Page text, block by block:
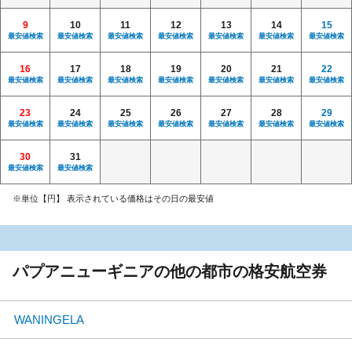
9
最安値検索
10
最安値検索
11
最安値検索
12
最安値検索
13
最安値検索
14
最安値検索
15
最安値検索
16
最安値検索
17
最安値検索
18
最安値検索
19
最安値検索
20
最安値検索
21
最安値検索
22
最安値検索
23
最安値検索
24
最安値検索
25
最安値検索
26
最安値検索
27
最安値検索
28
最安値検索
29
最安値検索
30
最安値検索
31
最安値検索
※単位【円】 表示されている価格はその日の最安値
パプアニューギニアの他の都市の格安航空券
WANINGELA